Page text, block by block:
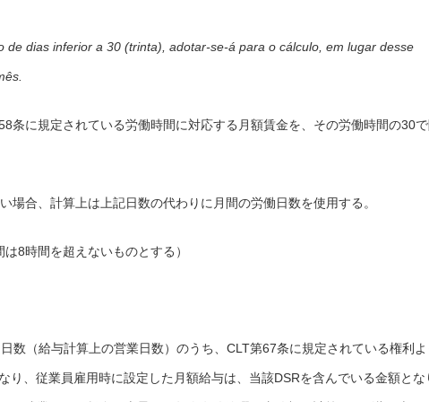
de dias inferior a 30 (trinta), adotar-se-á para o cálculo, em lugar desse
条に規定されている労働時間に対応する月額賃金を、その労働時間の30
場合、計算上は上記日数の代わりに月間の労働日数を使用する。
8時間を超えないものとする）
数（給与計算上の営業日数）のうち、CLT第67条に規定されている権利よ
り、従業員雇用時に設定した月額給与は、当該DSRを含んでいる金額とな